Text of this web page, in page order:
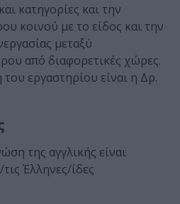
κατηγορίες και την
κοινού με το είδος και την
μεταξύ
από διαφορετικές χώρες.
εργαστηρίου είναι η Δρ.
της αγγλικής είναι
Έλληνες/ίδες